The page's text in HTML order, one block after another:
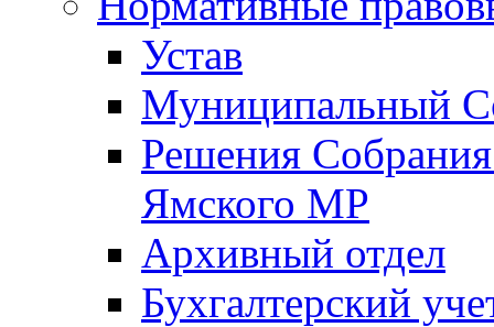
Устав
Муниципальный
Решения
Ямского МР
Архивный отдел
Бухгалтерский